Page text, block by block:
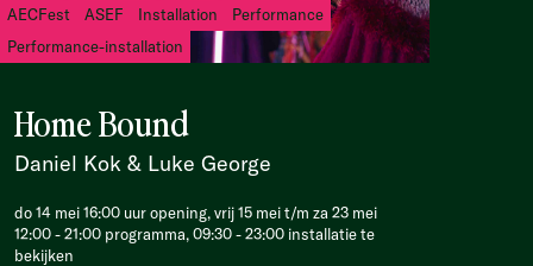
AECFest ASEF Installation
Performance
Performance-installation
Home Bound
Daniel Kok & Luke George
do 14 mei 16:00 uur opening, vrij 15 mei t/m za 23 mei
12:00 - 21:00 programma, 09:30 - 23:00 installatie te
bekijken